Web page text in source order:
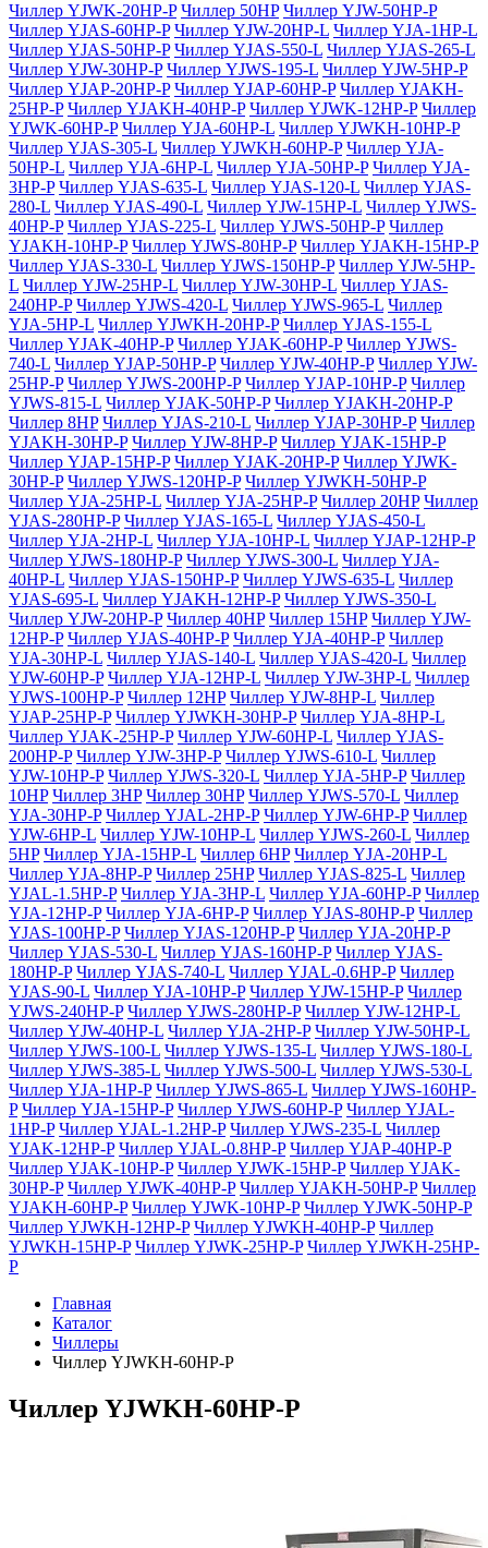
Чиллер YJWK-20HP-P Чиллер 50HP Чиллер YJW-50HP-P
Чиллер YJAS-60HP-P Чиллер YJW-20HP-L Чиллер YJA-1HP-L
Чиллер YJAS-50HP-P Чиллер YJAS-550-L Чиллер YJAS-265-L
Чиллер YJW-30HP-P Чиллер YJWS-195-L Чиллер YJW-5HP-P
Чиллер YJAP-20HP-P Чиллер YJAP-60HP-P Чиллер YJAKH-
25HP-P Чиллер YJAKH-40HP-P Чиллер YJWK-12HP-P Чиллер
YJWK-60HP-P Чиллер YJA-60HP-L Чиллер YJWKH-10HP-P
Чиллер YJAS-305-L Чиллер YJWKH-60HP-P Чиллер YJA-
50HP-L Чиллер YJA-6HP-L Чиллер YJA-50HP-P Чиллер YJA-
3HP-P Чиллер YJAS-635-L Чиллер YJAS-120-L Чиллер YJAS-
280-L Чиллер YJAS-490-L Чиллер YJW-15HP-L Чиллер YJWS-
40HP-P Чиллер YJAS-225-L Чиллер YJWS-50HP-P Чиллер
YJAKH-10HP-P Чиллер YJWS-80HP-P Чиллер YJAKH-15HP-P
Чиллер YJAS-330-L Чиллер YJWS-150HP-P Чиллер YJW-5HP-
L Чиллер YJW-25HP-L Чиллер YJW-30HP-L Чиллер YJAS-
240HP-P Чиллер YJWS-420-L Чиллер YJWS-965-L Чиллер
YJA-5HP-L Чиллер YJWKH-20HP-P Чиллер YJAS-155-L
Чиллер YJAK-40HP-P Чиллер YJAK-60HP-P Чиллер YJWS-
740-L Чиллер YJAP-50HP-P Чиллер YJW-40HP-P Чиллер YJW-
25HP-P Чиллер YJWS-200HP-P Чиллер YJAP-10HP-P Чиллер
YJWS-815-L Чиллер YJAK-50HP-P Чиллер YJAKH-20HP-P
Чиллер 8HP Чиллер YJAS-210-L Чиллер YJAP-30HP-P Чиллер
YJAKH-30HP-P Чиллер YJW-8HP-P Чиллер YJAK-15HP-P
Чиллер YJAP-15HP-P Чиллер YJAK-20HP-P Чиллер YJWK-
30HP-P Чиллер YJWS-120HP-P Чиллер YJWKH-50HP-P
Чиллер YJA-25HP-L Чиллер YJA-25HP-P Чиллер 20HP Чиллер
YJAS-280HP-P Чиллер YJAS-165-L Чиллер YJAS-450-L
Чиллер YJA-2HP-L Чиллер YJA-10HP-L Чиллер YJAP-12HP-P
Чиллер YJWS-180HP-P Чиллер YJWS-300-L Чиллер YJA-
40HP-L Чиллер YJAS-150HP-P Чиллер YJWS-635-L Чиллер
YJAS-695-L Чиллер YJAKH-12HP-P Чиллер YJWS-350-L
Чиллер YJW-20HP-P Чиллер 40HP Чиллер 15HP Чиллер YJW-
12HP-P Чиллер YJAS-40HP-P Чиллер YJA-40HP-P Чиллер
YJA-30HP-L Чиллер YJAS-140-L Чиллер YJAS-420-L Чиллер
YJW-60HP-P Чиллер YJA-12HP-L Чиллер YJW-3HP-L Чиллер
YJWS-100HP-P Чиллер 12HP Чиллер YJW-8HP-L Чиллер
YJAP-25HP-P Чиллер YJWKH-30HP-P Чиллер YJA-8HP-L
Чиллер YJAK-25HP-P Чиллер YJW-60HP-L Чиллер YJAS-
200HP-P Чиллер YJW-3HP-P Чиллер YJWS-610-L Чиллер
YJW-10HP-P Чиллер YJWS-320-L Чиллер YJA-5HP-P Чиллер
10HP Чиллер 3HP Чиллер 30HP Чиллер YJWS-570-L Чиллер
YJA-30HP-P Чиллер YJAL-2HP-P Чиллер YJW-6HP-P Чиллер
YJW-6HP-L Чиллер YJW-10HP-L Чиллер YJWS-260-L Чиллер
5HP Чиллер YJA-15HP-L Чиллер 6HP Чиллер YJA-20HP-L
Чиллер YJA-8HP-P Чиллер 25HP Чиллер YJAS-825-L Чиллер
YJAL-1.5HP-P Чиллер YJA-3HP-L Чиллер YJA-60HP-P Чиллер
YJA-12HP-P Чиллер YJA-6HP-P Чиллер YJAS-80HP-P Чиллер
YJAS-100HP-P Чиллер YJAS-120HP-P Чиллер YJA-20HP-P
Чиллер YJAS-530-L Чиллер YJAS-160HP-P Чиллер YJAS-
180HP-P Чиллер YJAS-740-L Чиллер YJAL-0.6HP-P Чиллер
YJAS-90-L Чиллер YJA-10HP-P Чиллер YJW-15HP-P Чиллер
YJWS-240HP-P Чиллер YJWS-280HP-P Чиллер YJW-12HP-L
Чиллер YJW-40HP-L Чиллер YJA-2HP-P Чиллер YJW-50HP-L
Чиллер YJWS-100-L Чиллер YJWS-135-L Чиллер YJWS-180-L
Чиллер YJWS-385-L Чиллер YJWS-500-L Чиллер YJWS-530-L
Чиллер YJA-1HP-P Чиллер YJWS-865-L Чиллер YJWS-160HP-
P Чиллер YJA-15HP-P Чиллер YJWS-60HP-P Чиллер YJAL-
1HP-P Чиллер YJAL-1.2HP-P Чиллер YJWS-235-L Чиллер
YJAK-12HP-P Чиллер YJAL-0.8HP-P Чиллер YJAP-40HP-P
Чиллер YJAK-10HP-P Чиллер YJWK-15HP-P Чиллер YJAK-
30HP-P Чиллер YJWK-40HP-P Чиллер YJAKH-50HP-P Чиллер
YJAKH-60HP-P Чиллер YJWK-10HP-P Чиллер YJWK-50HP-P
Чиллер YJWKH-12HP-P Чиллер YJWKH-40HP-P Чиллер
YJWKH-15HP-P Чиллер YJWK-25HP-P Чиллер YJWKH-25HP-
P
Главная
Каталог
Чиллеры
Чиллер YJWKH-60HP-P
Чиллер YJWKH-60HP-P